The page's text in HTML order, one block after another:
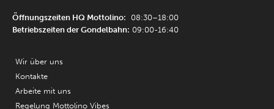
Öffnungszeiten HQ Mottolino: 08:30–18:00
Betriebszeiten der Gondelbahn: 09:00-16:40
Wir über uns
Kontakte
Arbeite mit uns
Regelung Mottolino Vibes